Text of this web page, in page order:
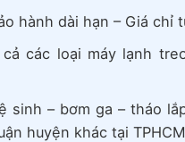
hành dài hạn – Giá chỉ
các loại máy lạnh
sinh – bơm ga – tháo
huyện khác tại